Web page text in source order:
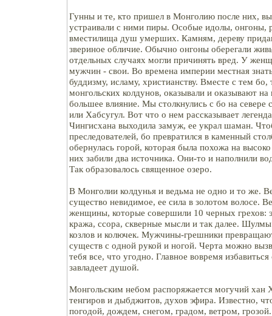
Гунны и те, кто пришел в Монголию после них,
устраивали с ними пиры. Особые идолы, онгоны,
вместилища душ умерших. Камням, дереву
звериное обличие. Обычно онгоны оберегали
отдельных случаях могли причинять вред. У
мужчин - свои. Во времена империи местная
буддизму, исламу, христианству. Вместе с тем бо,
монгольских колдунов, оказывали и оказывают
большее влияние. Мы столкнулись с бо на севере
или Хабсугул. Вот что о нем рассказывает
Чингисхана выходила замуж, ее украл шаман.
преследователей, бо превратился в каменный
обернулась горой, которая была похожа на
них забили два источника. Они-то и наполнили
Так образовалось священное озеро.
В Монголии колдунья и ведьма не одно и то же.
существо невидимое, ее сила в золотом волосе.
женщины, которые совершили 10 черных грехов:
кража, ссора, скверные мысли и так далее.
козлов и колючек. Мужчины-грешники
существ с одной рукой и ногой. Черта можно
тебя все, что угодно. Главное вовремя
завладеет душой.
Монгольским небом распоряжается могучий хан
тенгиров и дыбджитов, духов эфира. Известно,
погодой, дождем, снегом, градом, ветром,